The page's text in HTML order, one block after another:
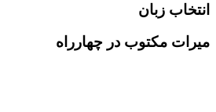
انتخاب زبان
میرات مکتوب در چهارراه